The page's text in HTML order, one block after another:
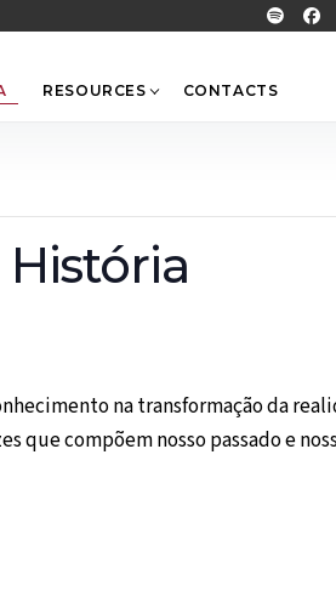
RESOURCES CONTACTS
na transformação da
que compõem nosso passado e